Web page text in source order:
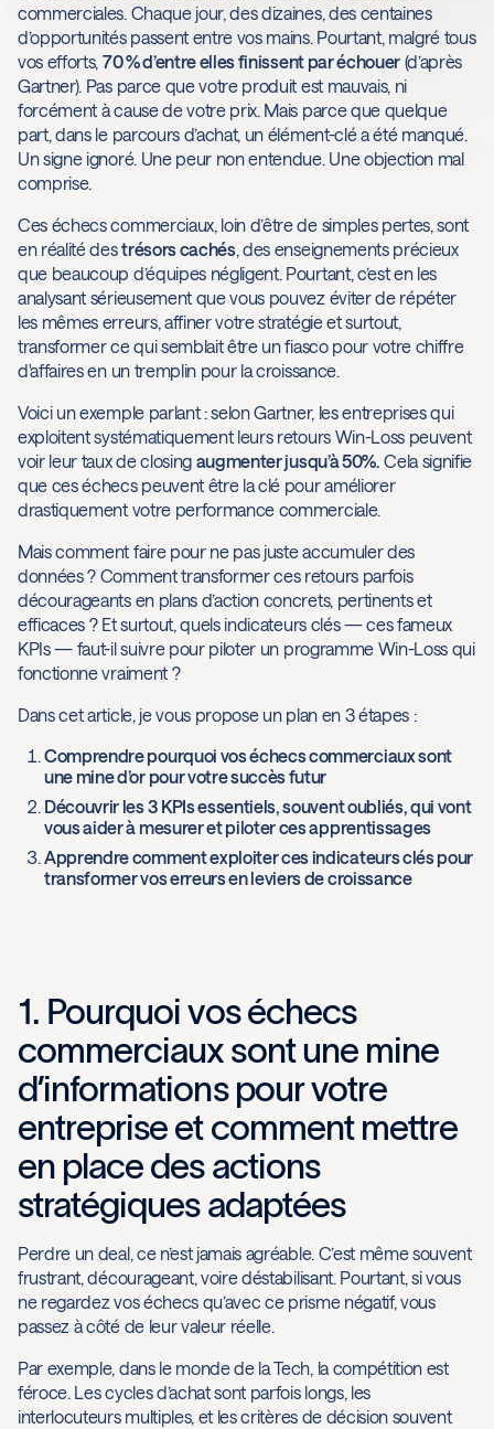
commerciales. Chaque jour, des dizaines, des centaines
d’opportunités passent entre vos mains. Pourtant, malgré tous
vos efforts, 70 % d’entre elles finissent par échouer (d’après
Gartner). Pas parce que votre produit est mauvais, ni
forcément à cause de votre prix. Mais parce que quelque
part, dans le parcours d’achat, un élément-clé a été manqué.
Un signe ignoré. Une peur non entendue. Une objection mal
comprise.
Ces échecs commerciaux, loin d’être de simples pertes, sont
en réalité destrésors cachés, des enseignements précieux
que beaucoup d’équipes négligent. Pourtant, c’est en les
analysant sérieusement que vous pouvez éviter de répéter
les mêmes erreurs, affiner votre stratégie et surtout,
transformer ce qui semblait être un fiasco pour votre chiffre
d'affaires en un tremplin pour la croissance.
Voici un exemple parlant : selon Gartner, les entreprises qui
exploitent systématiquement leurs retours Win-Loss peuvent
voir leur taux de closing augmenter jusqu’à 50%. Cela signifie
que ces échecs peuvent être la clé pour améliorer
drastiquement votre performance commerciale.
Mais comment faire pour ne pas juste accumuler des
données ? Comment transformer ces retours parfois
décourageants en plans d’action concrets, pertinents et
efficaces ? Et surtout, quels indicateurs clés — ces fameux
KPIs — faut-il suivre pour piloter un programme Win-Loss qui
fonctionne vraiment ?
Dans cet article, je vous propose un plan en 3 étapes :
Comprendre pourquoi vos échecs commerciaux sont
une mine d’or pour votre succès futur
Découvrir les 3 KPIs essentiels, souvent oubliés, qui vont
vous aider à mesurer et piloter ces apprentissages
Apprendre comment exploiter ces indicateurs clés pour
transformer vos erreurs en leviers de croissance
1. Pourquoi vos échecs
commerciaux sont une mine
d’informations pour votre
entreprise et comment mettre
en place des actions
stratégiques adaptées
Perdre un deal, ce n’est jamais agréable. C’est même souvent
frustrant, décourageant, voire déstabilisant. Pourtant, si vous
ne regardez vos échecs qu’avec ce prisme négatif, vous
passez à côté de leur valeur réelle.
Par exemple, dans le monde de la Tech, la compétition est
féroce. Les cycles d’achat sont parfois longs, les
interlocuteurs multiples, et les critères de décision souvent